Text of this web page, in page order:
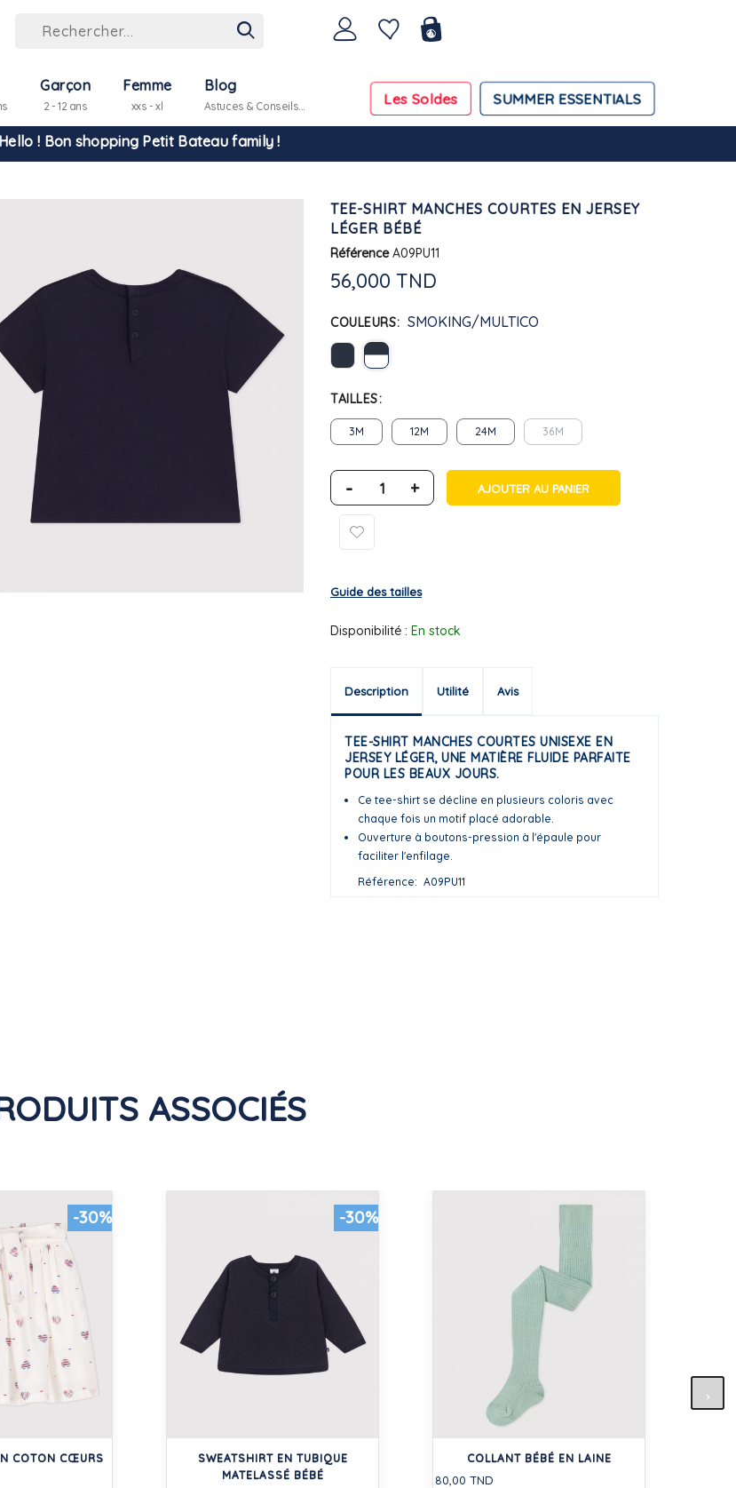
Garçon
2 - 12 ans
Femme
xxs - xl SUMMER ESSENTIALS
Les Soldes
Blog
Astuces & Conseils...
Hello ! Bon shopping Petit Bateau family !
livraison est assurée partout en Tunisie !
tout paiement par carte bancaire (hors promo)
TEE-SHIRT MANCHES COURTES EN JERSEY
LÉGER BÉBÉ
Référence A09PU11
56,000 TND
COULEURS SMOKING/MULTICO
TAILLES
3M 12M 24M 36M
- + AJOUTER AU PANIER
Guide des tailles
Disponibilité : En stock
Description Utilité Avis
TEE-SHIRT MANCHES COURTES UNISEXE EN
JERSEY LÉGER, UNE MATIÈRE FLUIDE PARFAITE
POUR LES BEAUX JOURS.
Ce tee-shirt se décline en plusieurs coloris avec
chaque fois un motif placé adorable.
Ouverture à boutons-pression à l'épaule pour
faciliter l'enfilage.
Référence
A09PU11
ASSOCIÉS
-30%
COTON CŒURS
-30%
SWEATSHIRT EN TUBIQUE
MATELASSÉ BÉBÉ
COLLANT BÉBÉ EN LAINE
80,00 TND